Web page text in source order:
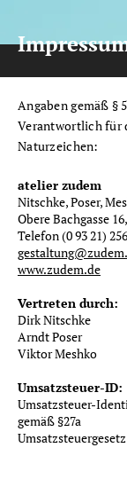
Angaben gemäß §
Verantwortlich für
Naturzeichen:
atelier zudem
Nitschke, Poser,
Obere Bachgasse
Telefon (0 93 21)
www.zudem.de
Vertreten durch:
Dirk Nitschke
Arndt Poser
Viktor Meshko
Umsatzsteuer-ID:
Umsatzsteuer-
gemäß §27a